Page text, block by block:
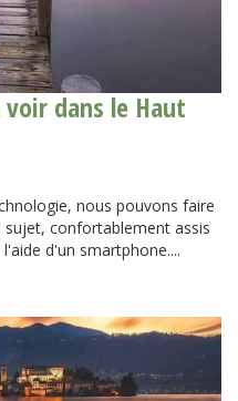
dans le Haut
nous pouvons faire
confortablement assis
d'un smartphone....